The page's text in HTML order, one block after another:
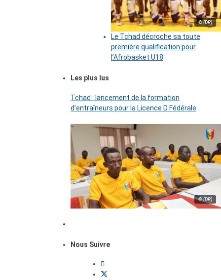
© (DR)
Le Tchad décroche sa toute
première qualification pour
l’Afrobasket U18
Les plus lus
Tchad : lancement de la formation
d’entraîneurs pour la Licence D Fédérale
© (DR)
Nous Suivre